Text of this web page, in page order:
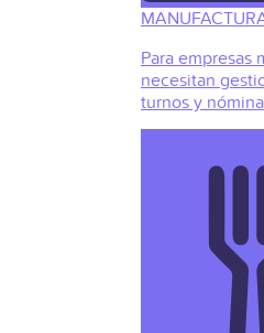
Para empresas
necesitan
turnos y